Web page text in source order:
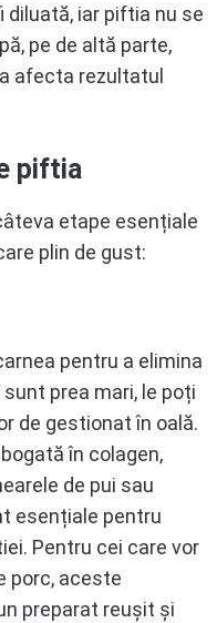
diluată, iar piftia nu se
pe de altă parte,
afecta rezultatul
piftia
etape esențiale
plin de gust:
pentru a elimina
prea mari, le poți
de gestionat în oală.
în colagen,
de pui sau
esențiale pentru
Pentru cei care vor
porc, aceste
preparat reușit și